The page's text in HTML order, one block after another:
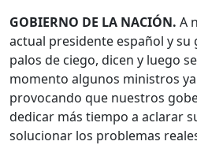
GOBIERNO DE LA NACIÓN. A
actual presidente español y
palos de ciego, dicen y luego
momento algunos ministros
provocando que nuestros
dedicar más tiempo a aclarar
solucionar los problemas